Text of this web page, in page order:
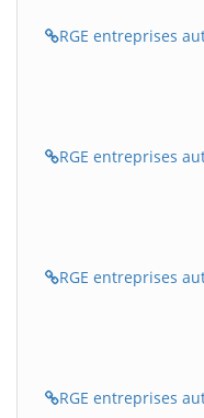
RGE entreprises
RGE entreprises
RGE entreprises
RGE entreprises